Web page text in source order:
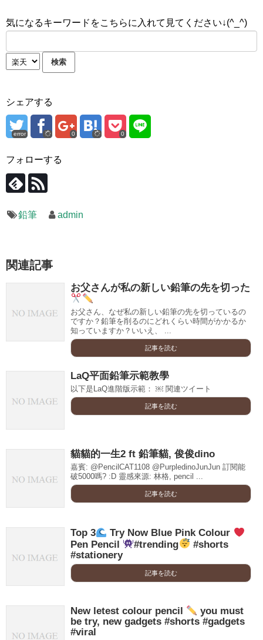
気になるキーワードをこちらに入れて見てください↓(^_^)
シェアする
error 0 0
フォローする
鉛筆 admin
関連記事
お父さんが私の新しい鉛筆の先を切った
お父さん、なぜ私の新しい鉛筆の先を切っているの
ですか？鉛筆を削るのにどれくらい時間がかかるか
知っていますか？いいえ、 ...
記事を読む
LaQ平面鉛筆示範教學
以下是LaQ進階版示範： ￼ 関連ツイート
記事を読む
貓貓的一生2 ft 鉛筆貓, 俊俊dino
嘉賓: @PencilCAT1108 @PurpledinoJunJun 訂閱能
破5000嗎? :D 靈感來源: 林格, pencil ...
記事を読む
Top 3
Try Now Blue Pink Colour
Pen Pencil
#trending
#shorts
#stationery
記事を読む
New letest colour pencil
you must
be try, new gadgets #shorts #gadgets
#viral